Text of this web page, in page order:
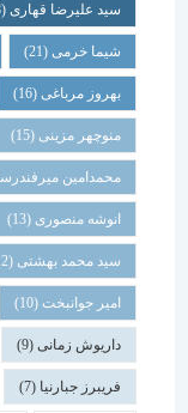
سید علیرضا قهاری(168)
شیما خرمی(21) سید
بهروز مرباغی (16)
منوچهر مزینی(15)
محمدامین میرفندرسکی(13)
انوشه منصوری(13)
سید محمد بهشتی(12)
امیر جوانبخت(10)
داریوش زمانی(9)
فریبرز جبارنیا(7)